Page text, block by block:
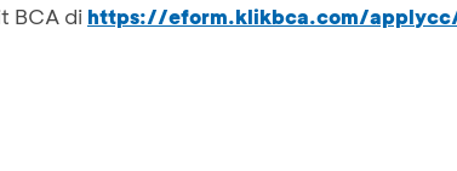
BCA di https://eform.klikbca.com/